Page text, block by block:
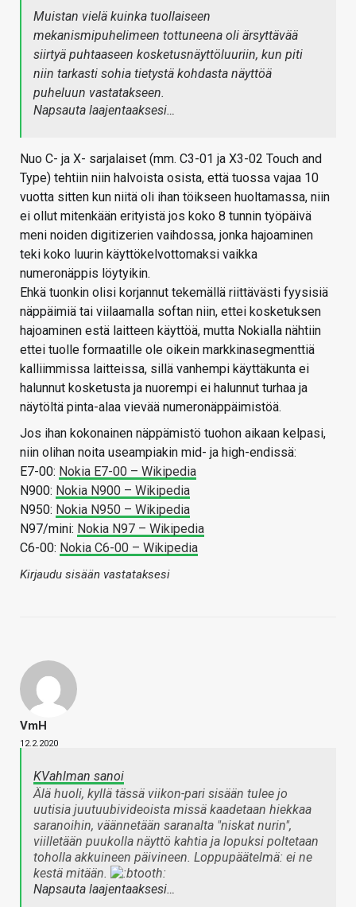
Muistan vielä kuinka tuollaiseen
mekanismipuhelimeen tottuneena oli ärsyttävää
siirtyä puhtaaseen kosketusnäyttöluuriin, kun piti
niin tarkasti sohia tietystä kohdasta näyttöä
puheluun vastatakseen.
Napsauta laajentaaksesi…
Nuo C- ja X- sarjalaiset (mm. C3-01 ja X3-02 Touch and
Type) tehtiin niin halvoista osista, että tuossa vajaa 10
vuotta sitten kun niitä oli ihan töikseen huoltamassa, niin
ei ollut mitenkään erityistä jos koko 8 tunnin työpäivä
meni noiden digitizerien vaihdossa, jonka hajoaminen
teki koko luurin käyttökelvottomaksi vaikka
numeronäppis löytyikin.
Ehkä tuonkin olisi korjannut tekemällä riittävästi fyysisiä
näppäimiä tai viilaamalla softan niin, ettei kosketuksen
hajoaminen estä laitteen käyttöä, mutta Nokialla nähtiin
ettei tuolle formaatille ole oikein markkinasegmenttiä
kalliimmissa laitteissa, sillä vanhempi käyttäkunta ei
halunnut kosketusta ja nuorempi ei halunnut turhaa ja
näytöltä pinta-alaa vievää numeronäppäimistöä.
Jos ihan kokonainen näppämistö tuohon aikaan kelpasi,
niin olihan noita useampiakin mid- ja high-endissä:
E7-00: Nokia E7-00 – Wikipedia
N900: Nokia N900 – Wikipedia
N950: Nokia N950 – Wikipedia
N97/mini: Nokia N97 – Wikipedia
C6-00: Nokia C6-00 – Wikipedia
Kirjaudu sisään vastataksesi
VmH
12.2.2020
KVahlman sanoi
Älä huoli, kyllä tässä viikon-pari sisään tulee jo
uutisia juutuubivideoista missä kaadetaan hiekkaa
saranoihin, väännetään saranalta "niskat nurin",
viilletään puukolla näyttö kahtia ja lopuksi poltetaan
toholla akkuineen päivineen. Loppupäätelmä: ei ne
kestä mitään.
Napsauta laajentaaksesi…